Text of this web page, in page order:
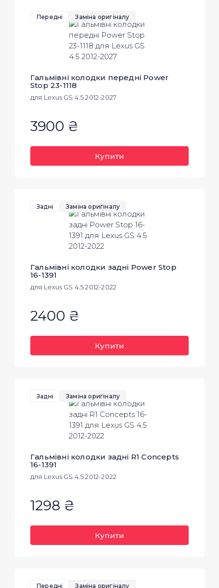
Передні Заміна оригіналу
Гальмівні колодки передні Power
Stop 23-1118
для Lexus GS 4.5 2012-2027
3900 ₴
Купити
Задні Заміна оригіналу
Гальмівні колодки задні Power Stop
16-1391
для Lexus GS 4.5 2012-2022
2400 ₴
Купити
Задні Заміна оригіналу
Гальмівні колодки задні R1 Concepts
16-1391
для Lexus GS 4.5 2012-2022
1298 ₴
Купити
Передні Заміна оригіналу